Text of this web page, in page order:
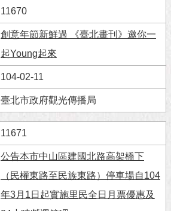
11670
創意年節新鮮過 《臺北畫刊》邀你一
起Young起來
104-02-11
臺北市政府觀光傳播局
11671
公告本市中山區建國北路高架橋下
（民權東路至民族東路）停車場自104
年3月1日起實施里民全日月票優惠及